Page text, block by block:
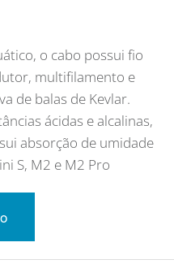
o cabo possui fio
multifilamento e
de balas de Kevlar.
ácidas e alcalinas,
absorção de umidade
S, M2 e M2 Pro